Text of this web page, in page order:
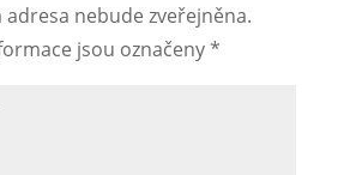
adresa nebude zveřejněna.
jsou označeny*